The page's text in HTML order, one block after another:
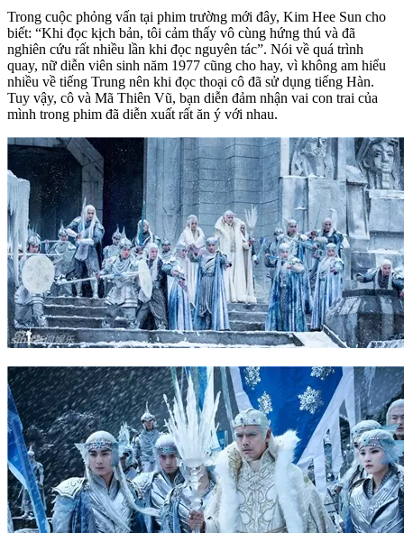
Trong cuộc phỏng vấn tại phim trường mới đây, Kim Hee Sun cho
biết: “Khi đọc kịch bản, tôi cảm thấy vô cùng hứng thú và đã
nghiên cứu rất nhiều lần khi đọc nguyên tác”. Nói về quá trình
quay, nữ diễn viên sinh năm 1977 cũng cho hay, vì không am hiểu
nhiều về tiếng Trung nên khi đọc thoại cô đã sử dụng tiếng Hàn.
Tuy vậy, cô và Mã Thiên Vũ, bạn diễn đảm nhận vai con trai của
mình trong phim đã diễn xuất rất ăn ý với nhau.